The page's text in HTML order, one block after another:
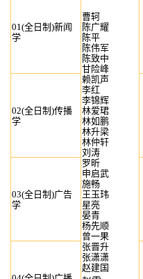
01(全日制)新闻
学
曹轲
陈广耀
陈平
陈伟军
陈致中
甘险峰
赖凯声
李红
李锦辉
林爱珺
林如鹏
林升梁
林仲轩
刘涛
罗昕
申启武
施畅
王玉玮
星亮
晏青
杨先顺
曾一果
张晋升
张潇潇
赵建国
02(全日制)传播
学
03(全日制)广告
学